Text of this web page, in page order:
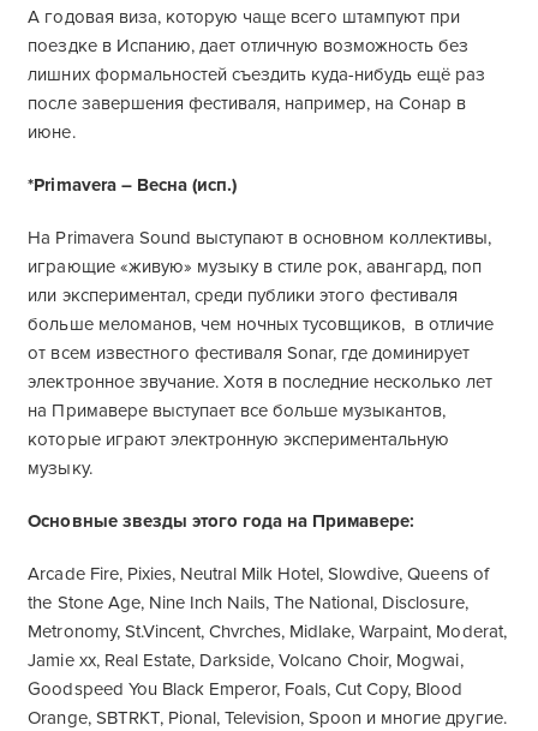
А годовая виза, которую чаще всего штампуют при
поездке в Испанию, дает отличную возможность без
лишних формальностей съездить куда-нибудь ещё раз
после завершения фестиваля, например, на Сонар в
июне.
*Primavera – Весна (исп.)
На Primavera Sound выступают в основном коллективы,
играющие «живую» музыку в стиле рок, авангард, поп
или экспериментал, среди публики этого фестиваля
больше меломанов, чем ночных тусовщиков, в отличие
от всем известного фестиваля Sonar, где доминирует
электронное звучание. Хотя в последние несколько лет
на Примавере выступает все больше музыкантов,
которые играют электронную экспериментальную
музыку.
Основные звезды этого года на Примавере:
Arcade Fire, Pixies, Neutral Milk Hotel, Slowdive, Queens of
the Stone Age, Nine Inch Nails, The National, Disclosure,
Metronomy, St.Vincent, Chvrches, Midlake, Warpaint, Moderat,
Jamie xx, Real Estate, Darkside, Volcano Choir, Mogwai,
Goodspeed You Black Emperor, Foals, Cut Copy, Blood
Orange, SBTRKT, Pional, Television, Spoon и многие другие.